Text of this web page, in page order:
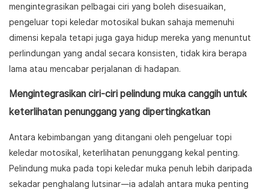
mengintegrasikan pelbagai ciri yang boleh disesuaikan,
pengeluar topi keledar motosikal bukan sahaja memenuhi
dimensi kepala tetapi juga gaya hidup mereka yang menuntut
perlindungan yang andal secara konsisten, tidak kira berapa
lama atau mencabar perjalanan di hadapan.
Mengintegrasikan ciri-ciri pelindung muka canggih untuk
keterlihatan penunggang yang dipertingkatkan
Antara kebimbangan yang ditangani oleh pengeluar topi
keledar motosikal, keterlihatan penunggang kekal penting.
Pelindung muka pada topi keledar muka penuh lebih daripada
sekadar penghalang lutsinar—ia adalah antara muka penting